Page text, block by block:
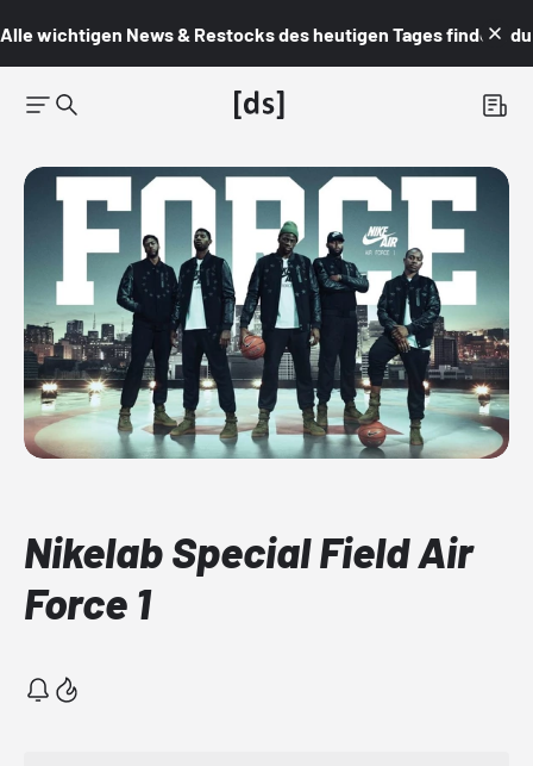
Alle wichtigen News & Restocks des heutigen Tages findest du
Nikelab Special Field Air
Force 1